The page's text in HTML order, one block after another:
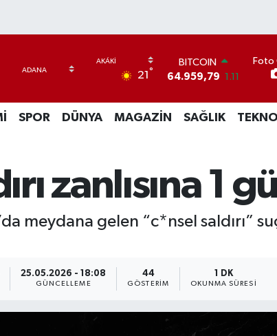
21 °
BITCOIN
64.959,79 1.11
47,7436 0.18
EURO
GRAM ALTIN
6660.55
0.03
13.779 -14
Foto
SPOR DÜNYA MAGAZİN SAĞLIK
zanlısına 1
meydana gelen “c*nsel saldırı”
25.05.2026 - 18:08
GÜNCELLEME
44
GÖSTERIM
1 DK
OKUNMA SÜRESI